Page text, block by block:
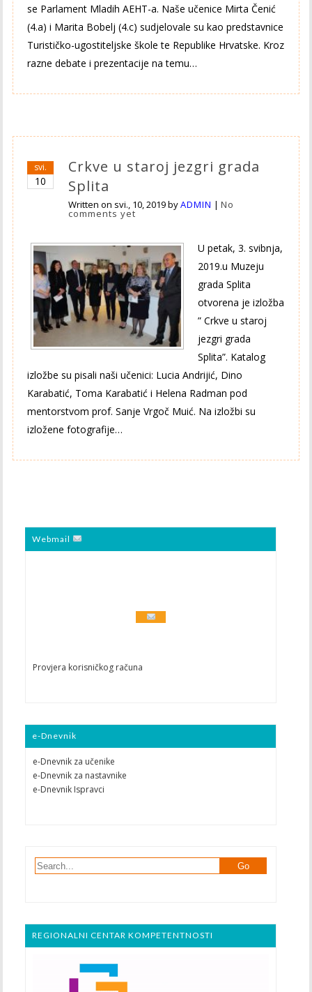
se Parlament Mladih AEHT-a. Naše učenice Mirta Čenić
(4.a) i Marita Bobelj (4.c) sudjelovale su kao predstavnice
Turističko-ugostiteljske škole te Republike Hrvatske. Kroz
razne debate i prezentacije na temu…
svi.
10
Crkve u staroj jezgri grada
Splita
Written on svi., 10, 2019byADMIN |No
comments yet
U petak, 3. svibnja,
2019.u Muzeju
grada Splita
otvorena je izložba
” Crkve u staroj
jezgri grada
Splita”. Katalog
izložbe su pisali naši učenici: Lucia Andrijić, Dino
Karabatić, Toma Karabatić i Helena Radman pod
mentorstvom prof. Sanje Vrgoč Muić. Na izložbi su
izložene fotografije…
Webmail
Provjera korisničkog računa
e-Dnevnik
e-Dnevnik za učenike
e-Dnevnik za nastavnike
e-Dnevnik Ispravci
REGIONALNI CENTAR KOMPETENTNOSTI